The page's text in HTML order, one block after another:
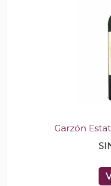
Garzón